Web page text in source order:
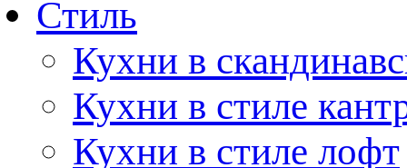
Стиль
Кухни в
Кухни в стиле
Кухни в стиле лофт